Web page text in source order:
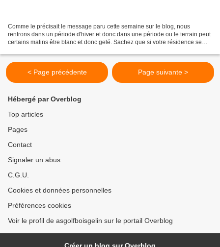
Comme le précisait le message paru cette semaine sur le blog, nous
rentrons dans un période d'hiver et donc dans une période ou le terrain peut
certains matins être blanc et donc gelé. Sachez que si votre résidence se
< Page précédente Page suivante >
Hébergé par Overblog
Top articles
Pages
Contact
Signaler un abus
C.G.U.
Cookies et données personnelles
Préférences cookies
Voir le profil de asgolfboisgelin sur le portail Overblog